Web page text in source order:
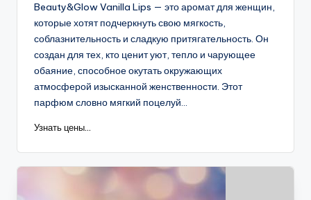
Beauty&Glow Vanilla Lips — это аромат для женщин,
которые хотят подчеркнуть свою мягкость,
соблазнительность и сладкую притягательность. Он
создан для тех, кто ценит уют, тепло и чарующее
обаяние, способное окутать окружающих
атмосферой изысканной женственности. Этот
парфюм словно мягкий поцелуй...
Узнать цены...